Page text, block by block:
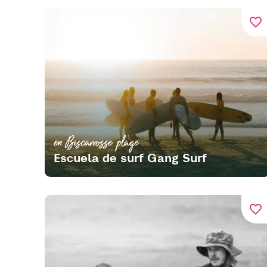
favorite_border
en Biscarrosse plage
Escuela de surf Gang Surf
favorite_border